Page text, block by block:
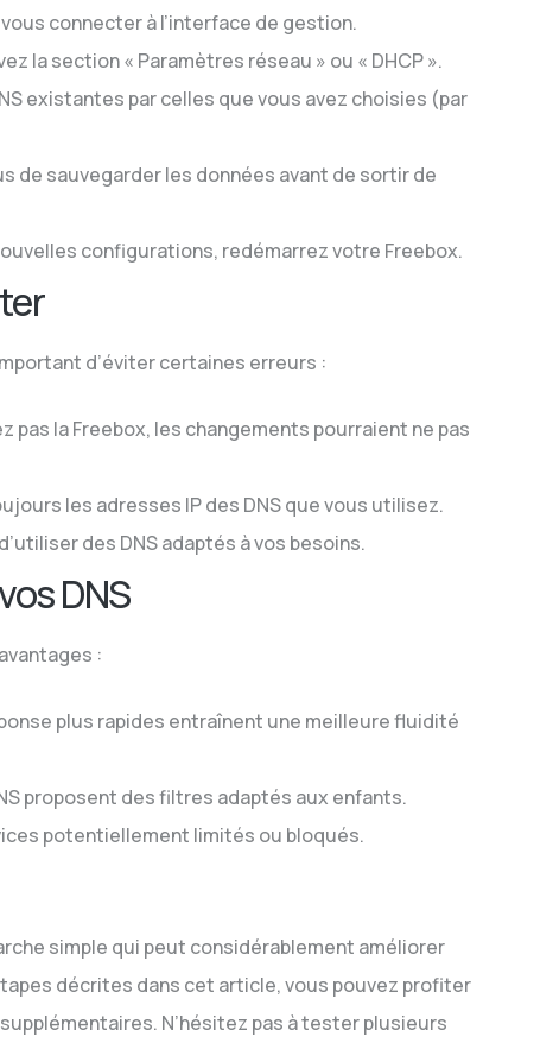
connecter à l’interface de gestion.
la section « Paramètres réseau » ou « DHCP ».
existantes par celles que vous avez choisies (par
de sauvegarder les données avant de sortir de
configurations, redémarrez votre Freebox.
d’éviter certaines erreurs :
pas la Freebox, les changements pourraient ne pas
les adresses IP des DNS que vous utilisez.
des DNS adaptés à vos besoins.
DNS
:
plus rapides entraînent une meilleure fluidité
proposent des filtres adaptés aux enfants.
potentiellement limités ou bloqués.
simple qui peut considérablement améliorer
décrites dans cet article, vous pouvez profiter
N’hésitez pas à tester plusieurs